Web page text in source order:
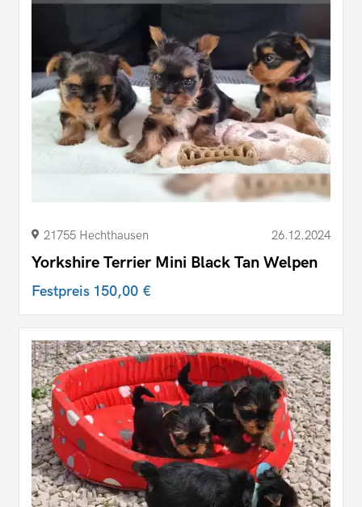
21755 Hechthausen 26.12.2024
Yorkshire Terrier Mini Black Tan Welpen
Festpreis 150,00 €